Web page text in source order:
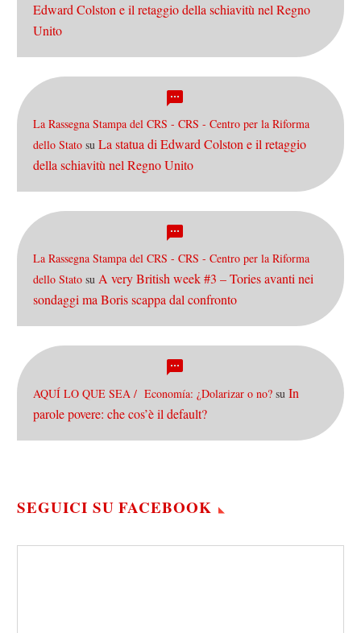
Edward Colston e il retaggio della schiavitù nel Regno
Unito
La Rassegna Stampa del CRS - CRS - Centro per la Riforma
dello Stato su La statua di Edward Colston e il retaggio
della schiavitù nel Regno Unito
La Rassegna Stampa del CRS - CRS - Centro per la Riforma
dello Stato su A very British week #3 – Tories avanti nei
sondaggi ma Boris scappa dal confronto
AQUÍ LO QUE SEA / Economía: ¿Dolarizar o no? su In
parole povere: che cos’è il default?
SEGUICI SU FACEBOOK